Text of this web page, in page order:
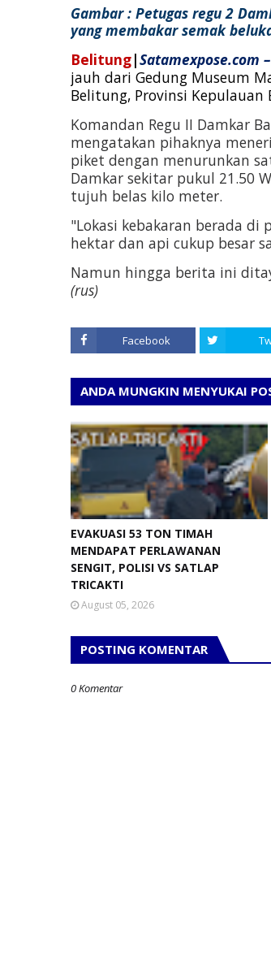
Gambar : Petugas regu 2
yang membakar semak
Belitung|Satamexpose.com –
jauh dari Gedung Museum
Belitung, Provinsi Kepulauan
Komandan Regu II Damkar
mengatakan pihaknya
piket dengan menurunkan
Damkar sekitar pukul 21.50
tujuh belas kilo meter.
"Lokasi kebakaran berada
hektar dan api cukup besar
Namun hingga berita ini
(rus)
Facebook
ANDA MUNGKIN MENYUKAI
EVAKUASI 53 TON TIMAH
MENDAPAT PERLAWANAN
SENGIT, POLISI VS SATLAP
TRICAKTI
August 05, 2026
POSTING KOMENTAR
0 Komentar